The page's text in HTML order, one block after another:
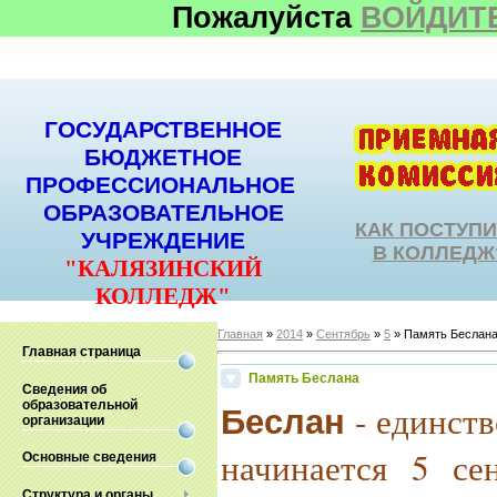
Пожалуйста
ГОСУДАРСТВЕННОЕ
БЮДЖЕТНОЕ
ПРОФЕССИОНАЛЬНОЕ
ОБРАЗОВАТЕЛЬНОЕ
УЧРЕЖДЕНИЕ
"КАЛЯЗИНСКИЙ
КОЛЛЕДЖ"
КАК
В
Главная страница
Сведения об
образовательной
организации
Основные сведения
Главная » 2014 » Сентябрь » 5 » Память Беслана
Память Беслана
Беслан -
начинается 5